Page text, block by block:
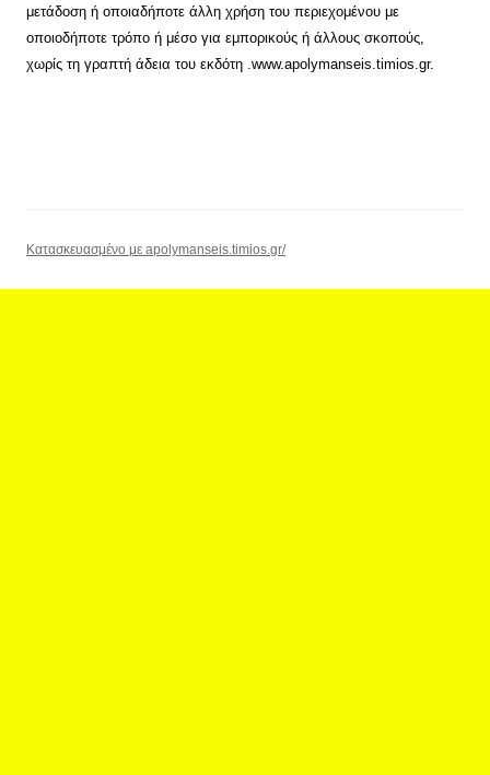
μετάδοση ή οποιαδήποτε άλλη χρήση του περιεχομένου με
οποιοδήποτε τρόπο ή μέσο για εμπορικούς ή άλλους σκοπούς,
χωρίς τη γραπτή άδεια του εκδότη .www.apolymanseis.timios.gr.
Κατασκευασμένο με apolymanseis.timios.gr/